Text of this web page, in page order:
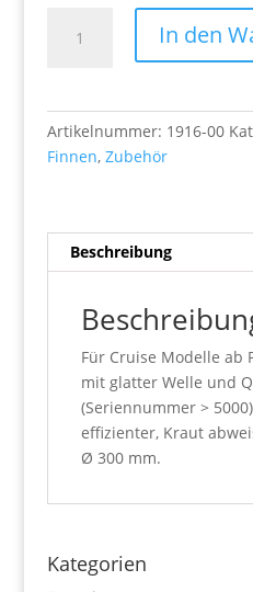
v19/p4000
In den
Artikelnummer: 1916-00
Finnen, Zubehör
Beschreibung
Für Cruise Modelle ab
mit glatter Welle und
(Seriennummer >
effizienter, Kraut
Ø 300 mm.
Kategorien